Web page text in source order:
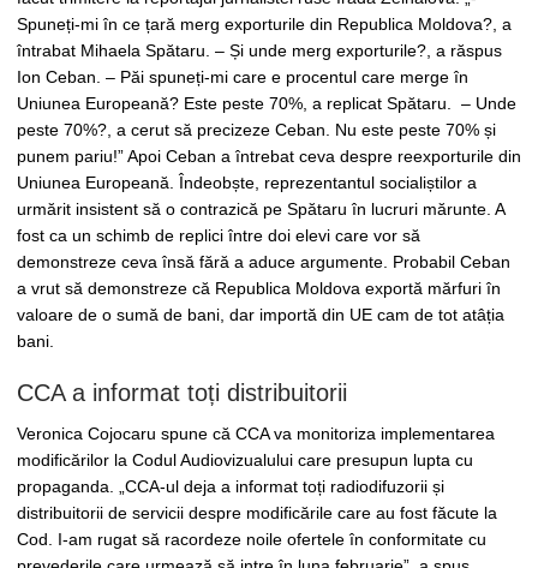
Spuneți-mi în ce țară merg exporturile din Republica Moldova?, a
întrabat Mihaela Spătaru. – Și unde merg exporturile?, a răspus
Ion Ceban. – Păi spuneți-mi care e procentul care merge în
Uniunea Europeană? Este peste 70%, a replicat Spătaru. – Unde
peste 70%?, a cerut să precizeze Ceban. Nu este peste 70% și
punem pariu!” Apoi Ceban a întrebat ceva despre reexporturile din
Uniunea Europeană. Îndeobște, reprezentantul socialiștilor a
urmărit insistent să o contrazică pe Spătaru în lucruri mărunte. A
fost ca un schimb de replici între doi elevi care vor să
demonstreze ceva însă fără a aduce argumente. Probabil Ceban
a vrut să demonstreze că Republica Moldova exportă mărfuri în
valoare de o sumă de bani, dar importă din UE cam de tot atâția
bani.
CCA a informat toți distribuitorii
Veronica Cojocaru spune că CCA va monitoriza implementarea
modificărilor la Codul Audiovizualului care presupun lupta cu
propaganda. „CCA-ul deja a informat toți radiodifuzorii și
distribuitorii de servicii despre modificările care au fost făcute la
Cod. I-am rugat să racordeze noile ofertele în conformitate cu